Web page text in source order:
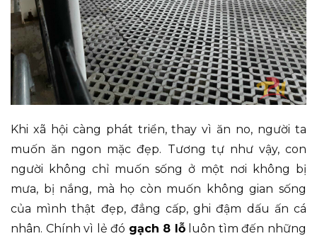
Khi xã hội càng phát triển, thay vì ăn no, người ta
muốn ăn ngon mặc đẹp. Tương tự như vậy, con
người không chỉ muốn sống ở một nơi không bị
mưa, bị nắng, mà họ còn muốn không gian sống
của mình thật đẹp, đẳng cấp, ghi đậm dấu ấn cá
nhân. Chính vì lẻ đó gạch 8 lỗluôn tìm đến những